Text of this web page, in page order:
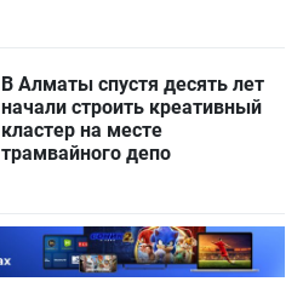
В Алматы спустя десять лет
начали строить креативный
кластер на месте
трамвайного депо